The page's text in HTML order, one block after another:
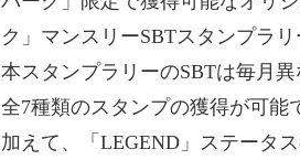
ク」マンスリーSBTスタンプラ
本スタンプラリーのSBTは毎月
全7種類のスタンプの獲得が可能
加えて、「LEGEND」ステータ